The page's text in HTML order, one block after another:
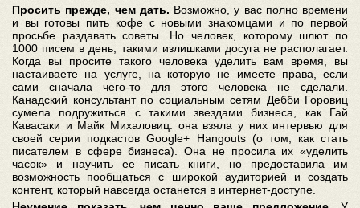
Просить прежде, чем дать. Возможно, у вас полно времени
и вы готовы пить кофе с новыми знакомцами и по первой
просьбе раздавать советы. Но человек, которому шлют по
1000 писем в день, такими излишками досуга не располагает.
Когда вы просите такого человека уделить вам время, вы
настаиваете на услуге, на которую не имеете права, если
сами сначала чего-то для этого человека не сделали.
Канадский консультант по социальным сетям Дебби Горовиц
сумела подружиться с такими звездами бизнеса, как Гай
Кавасаки и Майк Михаловиц: она взяла у них интервью для
своей серии подкастов Google+ Hangouts (о том, как стать
писателем в сфере бизнеса). Она не просила их «уделить
часок» и научить ее писать книги, но предоставила им
возможность пообщаться с широкой аудиторией и создать
контент, который навсегда останется в интернет-доступе.